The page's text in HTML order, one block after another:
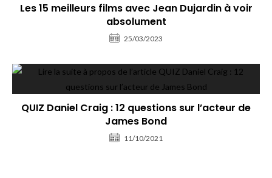
Les 15 meilleurs films avec Jean Dujardin à voir
absolument
25/03/2023
QUIZ Daniel Craig : 12 questions sur l’acteur de
James Bond
11/10/2021